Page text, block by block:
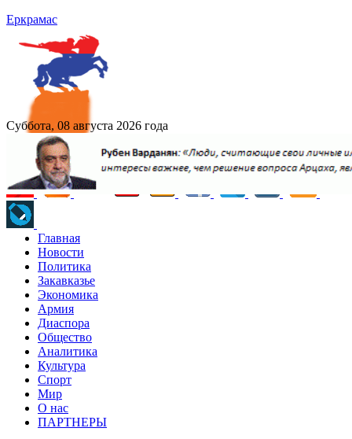
Еркрамас
Суббота, 08 августа 2026 года
Главная
Новости
Политика
Закавказье
Экономика
Армия
Диаспора
Общество
Аналитика
Культура
Спорт
Мир
О нас
ПАРТНЕРЫ